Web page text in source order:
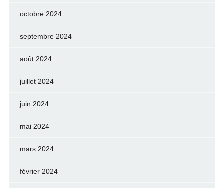
octobre 2024
septembre 2024
août 2024
juillet 2024
juin 2024
mai 2024
mars 2024
février 2024